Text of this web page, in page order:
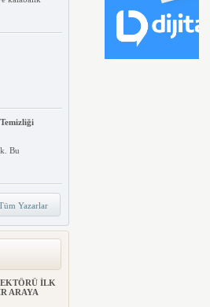
Bu
Yazarlar
YENİ
FOCUS4
kol...
İLK
ARAYA